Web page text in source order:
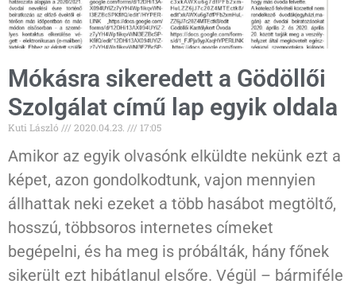
Mókásra sikeredett a Gödöllői
Szolgálat című lap egyik oldala
Kuti László 2020.04.23. 17:05
Amikor az egyik olvasónk elküldte nekünk ezt a
képet, azon gondolkodtunk, vajon mennyien
állhattak neki ezeket a több hasábot megtöltő,
hosszú, többsoros internetes címeket
begépelni, és ha meg is próbálták, hány főnek
sikerült ezt hibátlanul elsőre. Végül – bármiféle